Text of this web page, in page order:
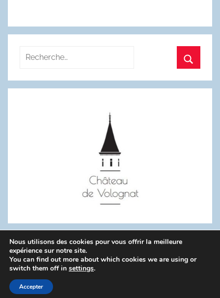
Recherche
:
WordPress Theme: Donovan by ThemeZee.
Politique de confidentialité
Nous utilisons des cookies pour vous offrir la meilleure
expérience sur notre site.
You can find out more about which cookies we are using or
switch them off in settings.
Accepter